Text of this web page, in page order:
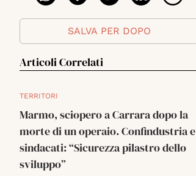
SALVA PER DOPO
Articoli Correlati
TERRITORI
Marmo, sciopero a Carrara dopo la
morte di un operaio. Confindustria e
sindacati: “Sicurezza pilastro dello
sviluppo”